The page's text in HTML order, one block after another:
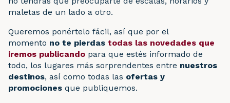
maletas de un lado a otro.
Queremos ponértelo fácil, así que por el
momento no te pierdas todas las novedades que
iremos publicando para que estés informado de
todo, los lugares más sorprendentes entre nuestros
destinos, así como todas las ofertas y
promociones que publiquemos.